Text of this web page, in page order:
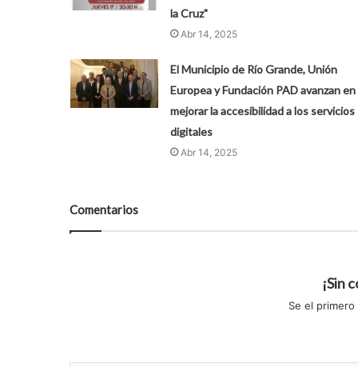
la Cruz"
Abr 14, 2025
El Municipio de Río Grande, Unión
Europea y Fundación PAD avanzan en
mejorar la accesibilidad a los servicios
digitales
Abr 14, 2025
Comentarios
¡Sin
Se el